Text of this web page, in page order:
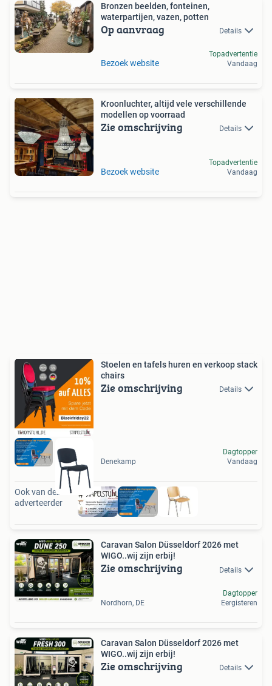
Bronzen beelden, fonteinen,
waterpartijen, vazen, potten
Op aanvraag Details
Bezoek website
Topadvertentie
Vandaag
Kroonluchter, altijd vele verschillende
modellen op voorraad
Zie omschrijving Details
Bezoek website
Topadvertentie
Vandaag
Stoelen en tafels huren en verkoop stack
chairs
Zie omschrijving Details
Denekamp
Dagtopper
Vandaag
Ook van deze
adverteerder
Caravan Salon Düsseldorf 2026 met
WIGO..wij zijn erbij!
Zie omschrijving Details
Nordhorn, DE
Dagtopper
Eergisteren
Caravan Salon Düsseldorf 2026 met
WIGO..wij zijn erbij!
Zie omschrijving Details